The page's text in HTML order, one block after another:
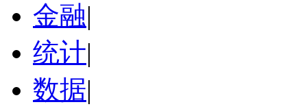
金融|
统计|
数据|